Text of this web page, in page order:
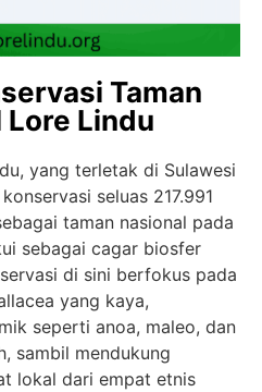
Taman
Lore Lindu
yang terletak di Sulawesi
seluas 217.991
taman nasional pada
sebagai cagar biosfer
di sini berfokus pada
yang kaya,
seperti anoa, maleo, dan
sambil mendukung
lokal dari empat etnis